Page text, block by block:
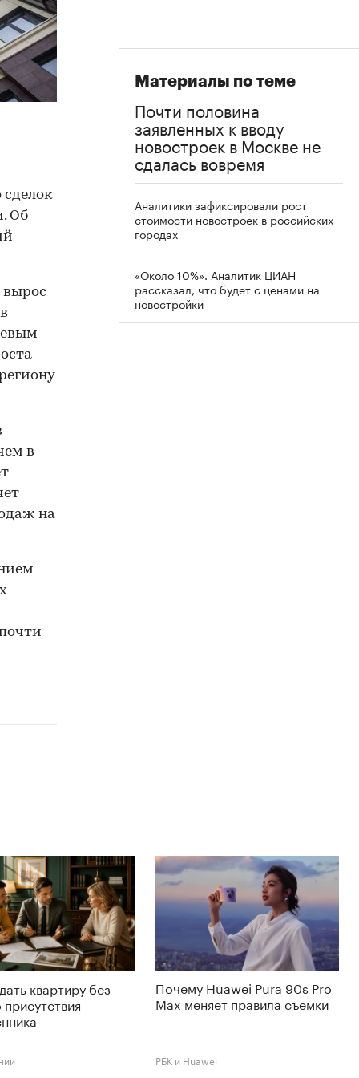
Об
вырос
в
на
Материалы по теме
Почти половина
заявленных к вводу
новостроек в Москве не
сдалась вовремя
Аналитики зафиксировали рост
стоимости новостроек в российских
городах
«Около 10%». Аналитик ЦИАН
рассказал, что будет с ценами на
новостройки
квартиру без
Почему Huawei Pura 90s Pro
Max меняет правила съемки
РБК и Huawei